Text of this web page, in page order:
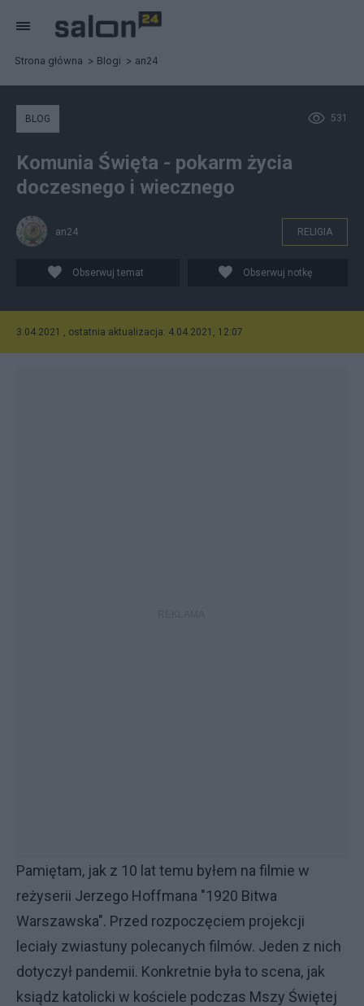
Strona główna Blogi an24
531
BLOG
Komunia Święta - pokarm życia
doczesnego i wiecznego
an24 RELIGIA
Obserwuj temat Obserwuj notkę
3.04.2021 , ostatnia aktualizacja: 4.04.2021, 12:07
Pamiętam, jak z 10 lat temu byłem na filmie w
reżyserii Jerzego Hoffmana "1920 Bitwa
Warszawska". Przed rozpoczęciem projekcji
leciały zwiastuny polecanych filmów. Jeden z nich
dotyczył pandemii. Konkretnie była to scena, jak
ksiądz katolicki w kościele podczas Mszy Świętej